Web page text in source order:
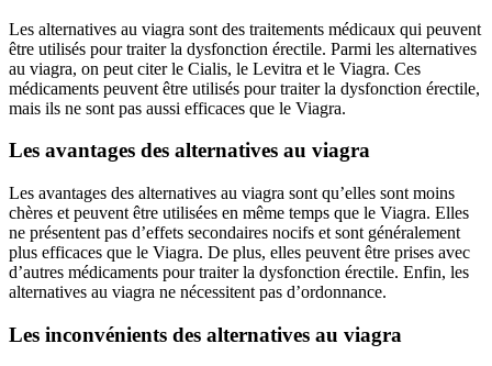
Les alternatives au viagra sont des traitements médicaux qui peuvent
être utilisés pour traiter la dysfonction érectile. Parmi les alternatives
au viagra, on peut citer le Cialis, le Levitra et le Viagra. Ces
médicaments peuvent être utilisés pour traiter la dysfonction érectile,
mais ils ne sont pas aussi efficaces que le Viagra.
Les avantages des alternatives au viagra
Les avantages des alternatives au viagra sont qu’elles sont moins
chères et peuvent être utilisées en même temps que le Viagra. Elles
ne présentent pas d’effets secondaires nocifs et sont généralement
plus efficaces que le Viagra. De plus, elles peuvent être prises avec
d’autres médicaments pour traiter la dysfonction érectile. Enfin, les
alternatives au viagra ne nécessitent pas d’ordonnance.
Les inconvénients des alternatives au viagra